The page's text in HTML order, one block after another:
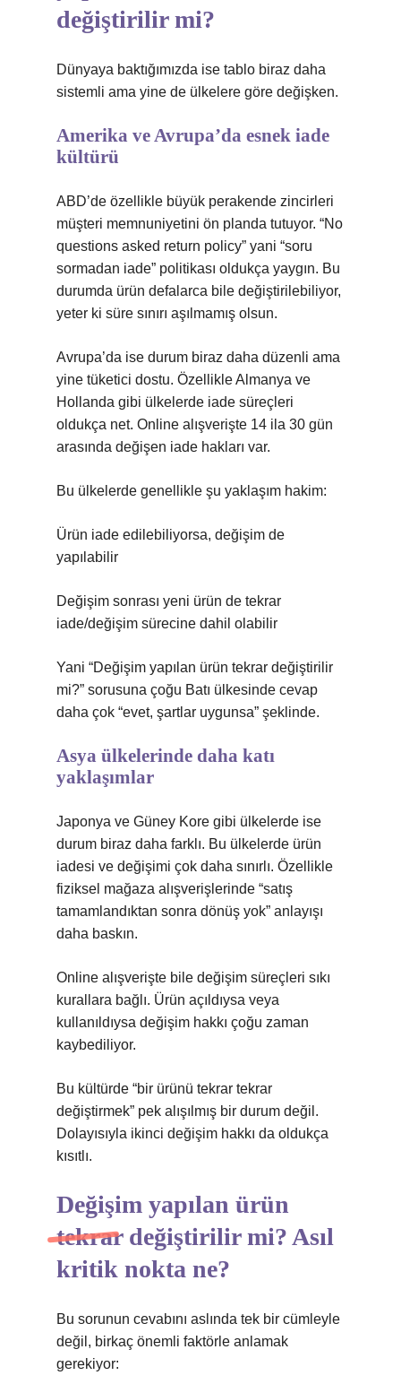
değiştirilir mi?
Dünyaya baktığımızda ise tablo biraz daha
sistemli ama yine de ülkelere göre değişken.
Amerika ve Avrupa’da esnek iade
kültürü
ABD’de özellikle büyük perakende zincirleri
müşteri memnuniyetini ön planda tutuyor. “No
questions asked return policy” yani “soru
sormadan iade” politikası oldukça yaygın. Bu
durumda ürün defalarca bile değiştirilebiliyor,
yeter ki süre sınırı aşılmamış olsun.
Avrupa’da ise durum biraz daha düzenli ama
yine tüketici dostu. Özellikle Almanya ve
Hollanda gibi ülkelerde iade süreçleri
oldukça net. Online alışverişte 14 ila 30 gün
arasında değişen iade hakları var.
Bu ülkelerde genellikle şu yaklaşım hakim:
Ürün iade edilebiliyorsa, değişim de
yapılabilir
Değişim sonrası yeni ürün de tekrar
iade/değişim sürecine dahil olabilir
Yani “Değişim yapılan ürün tekrar değiştirilir
mi?” sorusuna çoğu Batı ülkesinde cevap
daha çok “evet, şartlar uygunsa” şeklinde.
Asya ülkelerinde daha katı
yaklaşımlar
Japonya ve Güney Kore gibi ülkelerde ise
durum biraz daha farklı. Bu ülkelerde ürün
iadesi ve değişimi çok daha sınırlı. Özellikle
fiziksel mağaza alışverişlerinde “satış
tamamlandıktan sonra dönüş yok” anlayışı
daha baskın.
Online alışverişte bile değişim süreçleri sıkı
kurallara bağlı. Ürün açıldıysa veya
kullanıldıysa değişim hakkı çoğu zaman
kaybediliyor.
Bu kültürde “bir ürünü tekrar tekrar
değiştirmek” pek alışılmış bir durum değil.
Dolayısıyla ikinci değişim hakkı da oldukça
kısıtlı.
Değişim yapılan ürün
tekrar değiştirilir mi? Asıl
kritik nokta ne?
Bu sorunun cevabını aslında tek bir cümleyle
değil, birkaç önemli faktörle anlamak
gerekiyor: